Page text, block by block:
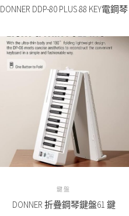
DONNER DDP-80 PLUS 88 KEY電鋼琴
鍵盤
DONNER 折疊鋼琴鍵盤61 鍵